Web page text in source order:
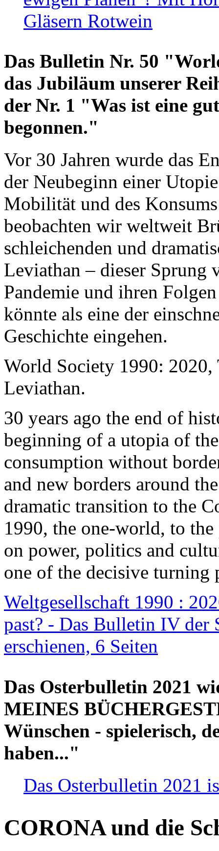
Gläsern Rotwein
Das Bulletin Nr. 50
das Jubiläum unserer
der Nr. 1 "Was ist eine
begonnen."
Vor 30 Jahren wurde das
der Neubeginn einer
Mobilität und des
beobachten wir weltweit
schleichenden und
Leviathan – dieser Sprung
Pandemie und ihren
könnte als eine der
Geschichte eingehen.
World Society 1990: 2020,
Leviathan.
30 years ago the end of
beginning of a utopia of
consumption without
and new borders around
dramatic transition to the
1990, the one-world, to the
on power, politics and
one of the decisive turning
Weltgesellschaft 1990 :
past? - Das Bulletin IV der
erschienen, 6 Seiten
Das Osterbulletin 2021
MEINES
Wünschen - spielerisch,
haben..."
Das Osterbulletin 2021
CORONA und die